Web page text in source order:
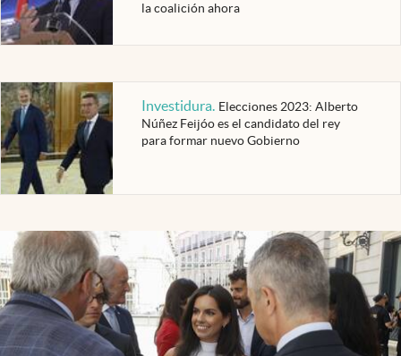
la coalición ahora
Investidura. Elecciones 2023: Alberto
Núñez Feijóo es el candidato del rey
para formar nuevo Gobierno